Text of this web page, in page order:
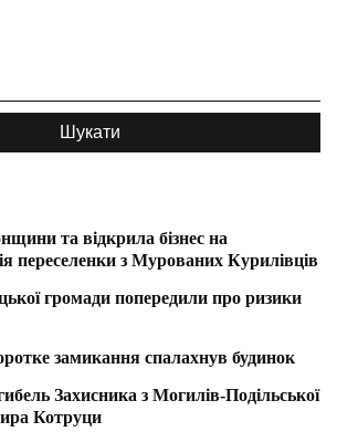
та відкрила бізнес на
переселенки з Мурованих Курилівців
громади попередили про ризики
замикання спалахнув будинок
Захисника з Могилів-Подільської
Котруци